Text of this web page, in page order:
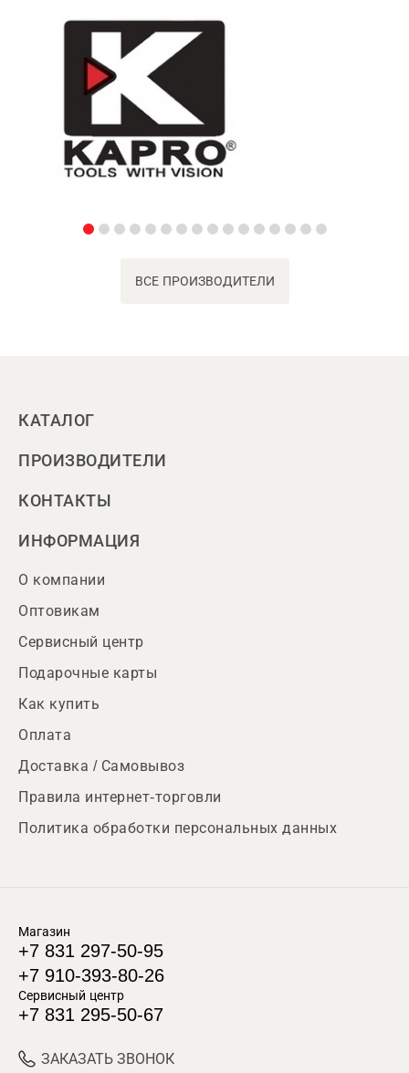
ВСЕ ПРОИЗВОДИТЕЛИ
КАТАЛОГ
ПРОИЗВОДИТЕЛИ
КОНТАКТЫ
ИНФОРМАЦИЯ
О компании
Оптовикам
Сервисный центр
Подарочные карты
Как купить
Оплата
Доставка / Самовывоз
Правила интернет-торговли
Политика обработки персональных данных
Магазин
+7 831 297-50-95
+7 910-393-80-26
Сервисный центр
+7 831 295-50-67
ЗАКАЗАТЬ ЗВОНОК